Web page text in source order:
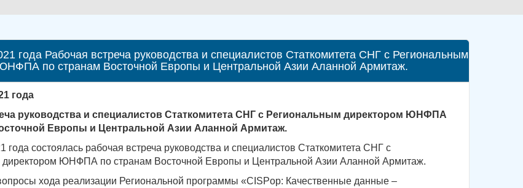
года Рабочая встреча руководства и специалистов Статкомитета СНГ с Региональным
по странам Восточной Европы и Центральной Азии Аланной Армитаж.
года
руководства и специалистов Статкомитета СНГ с Региональным директором ЮНФПА
Европы и Центральной Азии Аланной Армитаж.
года состоялась рабочая встреча руководства и специалистов Статкомитета СНГ с
директором ЮНФПА по странам Восточной Европы и Центральной Азии Аланной Армитаж.
хода реализации Региональной программы «CISPop: Качественные данные –